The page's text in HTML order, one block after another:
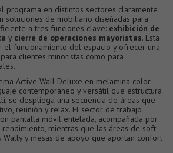
programa en distintos sectores claramente
soluciones de mobiliario diseñadas para
a tres funciones clave: exhibición de
y cierre de operaciones mayoristas. Esta
funcionamiento del espacio y ofrecer una
clientes minoristas como para
Active Wall Deluxe en melamina color
contemporáneo y versátil que estructura
se despliega una secuencia de áreas que
reunión y relax. El sector de trabajo
pantalla móvil entelada, acompañada por
mientras que las áreas de soft
Wally y mesas de apoyo que aportan confort